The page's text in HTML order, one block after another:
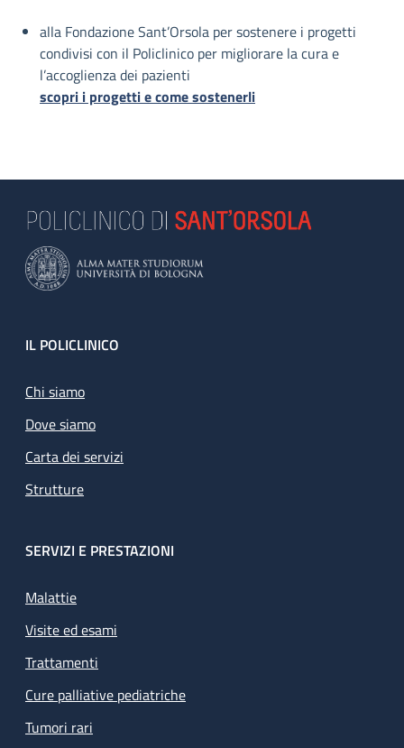
alla Fondazione Sant’Orsola per sostenere i progetti
condivisi con il Policlinico per migliorare la cura e
l’accoglienza dei pazienti
scopri i progetti e come sostenerli
Footer
IL POLICLINICO
Chi siamo
Dove siamo
Carta dei servizi
Strutture
SERVIZI E PRESTAZIONI
Malattie
Visite ed esami
Trattamenti
Cure palliative pediatriche
Tumori rari